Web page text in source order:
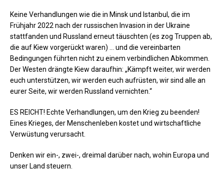
Keine Verhandlungen wie die in Minsk und Istanbul, die im
Frühjahr 2022 nach der russischen Invasion in der Ukraine
stattfanden und Russland erneut täuschten (es zog Truppen ab,
die auf Kiew vorgerückt waren) … und die vereinbarten
Bedingungen führten nicht zu einem verbindlichen Abkommen.
Der Westen drängte Kiew daraufhin: „Kämpft weiter, wir werden
euch unterstützen, wir werden euch aufrüsten, wir sind alle an
eurer Seite, wir werden Russland vernichten.“
ES REICHT! Echte Verhandlungen, um den Krieg zu beenden!
Eines Krieges, der Menschenleben kostet und wirtschaftliche
Verwüstung verursacht.
Denken wir ein-, zwei-, dreimal darüber nach, wohin Europa und
unser Land steuern.